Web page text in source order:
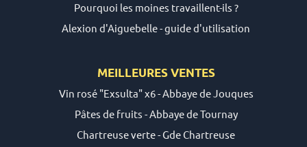
Pourquoi les moines travaillent-ils ?
Alexion d'Aiguebelle - guide d'utilisation
MEILLEURES VENTES
Vin rosé "Exsulta" x6 - Abbaye de Jouques
Pâtes de fruits - Abbaye de Tournay
Chartreuse verte - Gde Chartreuse